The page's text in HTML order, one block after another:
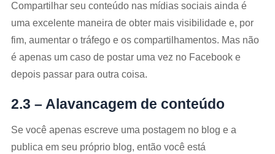
Compartilhar seu conteúdo nas mídias sociais ainda é
uma excelente maneira de obter mais visibilidade e, por
fim, aumentar o tráfego e os compartilhamentos. Mas não
é apenas um caso de postar uma vez no Facebook e
depois passar para outra coisa.
2.3 – Alavancagem de conteúdo
Se você apenas escreve uma postagem no blog e a
publica em seu próprio blog, então você está